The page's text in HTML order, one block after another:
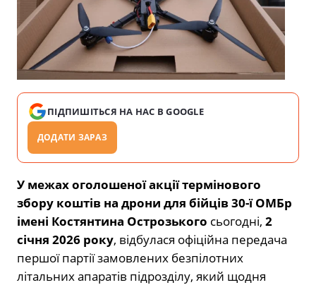
ПІДПИШІТЬСЯ НА НАС В GOOGLE
ДОДАТИ ЗАРАЗ
У межах оголошеної акції термінового
збору коштів на дрони для бійців 30-ї ОМБр
імені Костянтина Острозького сьогодні, 2
січня 2026 року, відбулася офіційна передача
першої партії замовлених безпілотних
літальних апаратів підрозділу, який щодня